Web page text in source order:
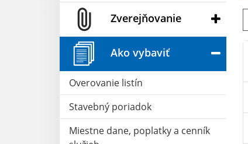
Zverejňovanie
Ako vybaviť
Overovanie listín
Stavebný poriadok
Miestne dane, poplatky a cenník